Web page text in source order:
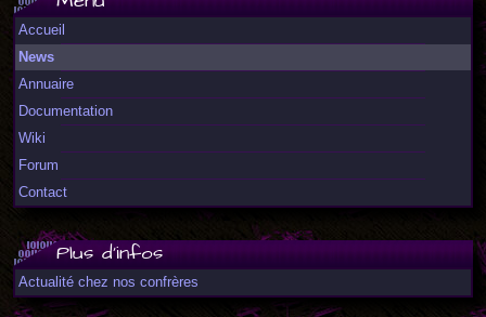
Accueil
News
Annuaire
Documentation
Wiki
Forum
Contact
Plus d'infos
Actualité chez nos confrères